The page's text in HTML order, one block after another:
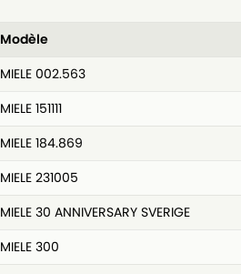
Modèle
MIELE 002.563
MIELE 151111
MIELE 184.869
MIELE 231005
MIELE 30 ANNIVERSARY SVERIGE
MIELE 300